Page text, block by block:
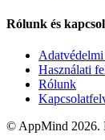
Rólunk és
Használati
Rólunk
© AppMind 2026.